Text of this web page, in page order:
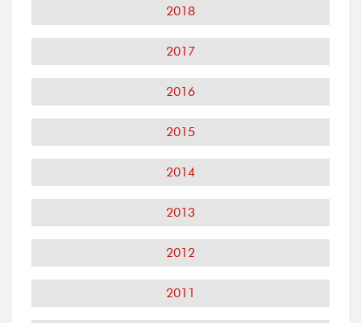
2018
2017
2016
2015
2014
2013
2012
2011